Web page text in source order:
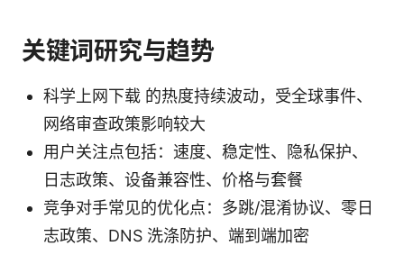
关键词研究与趋势
科学上网下载 的热度持续波动，受全球事件、
网络审查政策影响较大
用户关注点包括：速度、稳定性、隐私保护、
日志政策、设备兼容性、价格与套餐
竞争对手常见的优化点：多跳/混淆协议、零日
志政策、DNS 洗涤防护、端到端加密